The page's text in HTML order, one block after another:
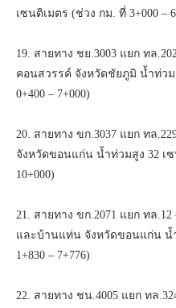
เซนติเมตร (ช่วง กม. ที่ 3+000 –
19. สายทาง ชย.3003 แยก ทล
คอนสวรรค์ จังหวัดชัยภูมิ น้ำท่ว
0+400 – 7+000)
20. สายทาง ขก.3037 แยก ทล
จังหวัดขอนแก่น น้ำท่วมสูง 32 เ
10+000)
21. สายทาง ขก.2071 แยก ทล
และบ้านแท่น จังหวัดขอนแก่น น้
1+830 – 7+776)
22. สายทาง ชน.4005 แยก ทล